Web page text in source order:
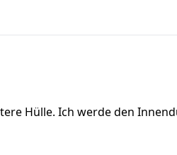
Hülle. Ich werde den